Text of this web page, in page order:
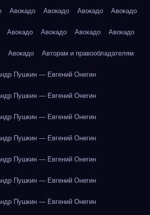
Авокадо Авокадо Авокадо Авокадо
Авокадо Авокадо Авокадо Авокадо
Авокадо Авторам и правообладателям
Пушкин — Евгений Онегин
Пушкин — Евгений Онегин
Пушкин — Евгений Онегин
Пушкин — Евгений Онегин
Пушкин — Евгений Онегин
Пушкин — Евгений Онегин
Пушкин — Евгений Онегин